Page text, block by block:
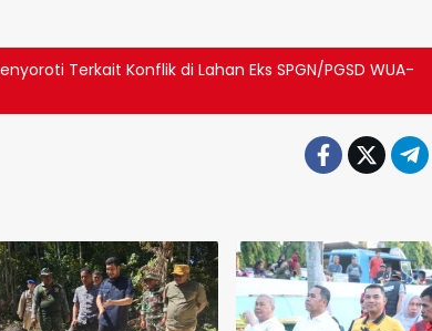
Terkait Konflik di Lahan Eks SPGN/PGSD WUA-